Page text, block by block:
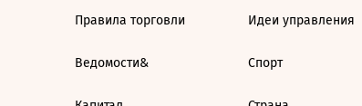
Правила торговли
Ведомости&
Идеи управления
Спорт